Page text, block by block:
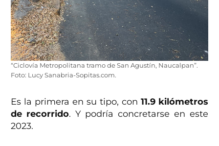
“Ciclovía Metropolitana tramo de San Agustín, Naucalpan”.
Foto: Lucy Sanabria-Sopitas.com.
Es la primera en su tipo, con 11.9 kilómetros
de recorrido. Y podría concretarse en este
2023.